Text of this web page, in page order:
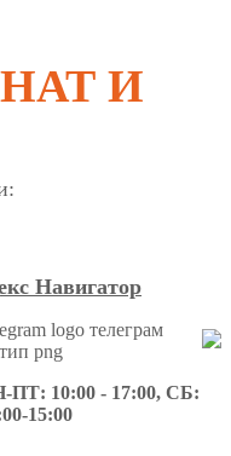
И
Навигатор
ПТ: 10:00 - 17:00, СБ:
15:00